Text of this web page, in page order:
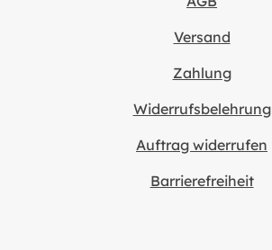
Versand
Zahlung
Widerrufsbelehrung
Auftrag widerrufen
Barrierefreiheit